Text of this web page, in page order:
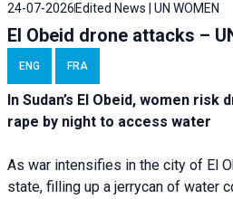
24-07-2026 Edited News | UN WOMEN
El Obeid drone attacks –
ENG FRA
In Sudan’s El Obeid, women risk
rape by night to access water
As war intensifies in the city of El
state, filling up a jerrycan of water